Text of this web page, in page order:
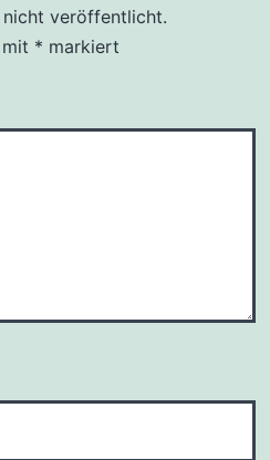
veröffentlicht.
* markiert